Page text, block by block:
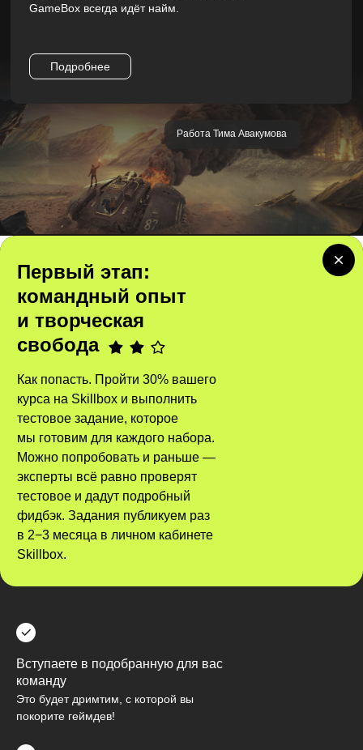
Работа Тима Авакумова
GameBox всегда идёт найм.
Подробнее
Первый этап:
командный опыт
и творческая
свобода
Как попасть. Пройти 30% вашего
курса на Skillbox и выполнить
тестовое задание, которое
мы готовим для каждого набора.
Можно попробовать и раньше —
эксперты всё равно проверят
тестовое и дадут подробный
фидбэк. Задания публикуем раз
в 2−3 месяца в личном кабинете
Skillbox.
Вступаете в подобранную для вас
команду
Это будет дримтим, с которой вы
покорите геймдев!